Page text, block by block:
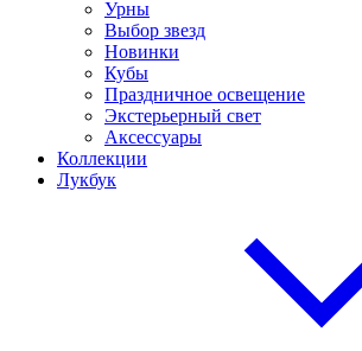
Урны
Выбор звезд
Новинки
Кубы
Праздничное освещение
Экстерьерный свет
Аксессуары
Коллекции
Лукбук